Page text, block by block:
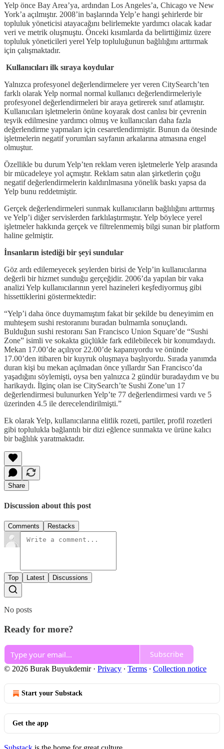
Yelp önce Bay Area’ya, ardından Los Angeles’a, Chicago ve New
York’a açılmıştır. 2008’in başlarında Yelp’e hangi şehirlerde bir
topluluk yöneticisi atayacağını belirlemekte yardımcı olacak kadar
veri ve metrik oluşmuştu. Önceki kısımlarda da belirttiğimiz üzere
topluluk yöneticileri yerel Yelp topluluğunun bağlılığını arttırmak
için çalışmaktadır.
Kullanıcıları ilk sıraya koydular
Yalnızca profesyonel değerlendirmelere yer veren CitySearch’ten
farklı olarak Yelp normal normal kullanıcı değerlendirmeleriyle
profesyonel değerlendirmeleri bir araya getirerek sınıf atlamıştır.
Kullanıcıları işletmelerin önüne koyarak dost canlısı bir çevrenin
teşvik edilmesine yardımcı olmuş ve kullanıcıları daha fazla
değerlendirme yapmaları için cesaretlendirmiştir. Bunun da ötesinde
işletmelerin negatif yorumları sayfanın arkalarına atmasına engel
olmuştur.
Özellikle bu durum Yelp’ten reklam veren işletmelerle Yelp arasında
bir mücadeleye yol açmıştır. Reklam satın alan şirketlerin çoğu
negatif değerlendirmelerin kaldırılmasına yönelik baskı yapsa da
Yelp bunu reddetmiştir.
Gerçek değerlendirmeleri sunmak kullanıcıların bağlılığını arttırmış
ve Yelp’i diğer servislerden farklılaştırmıştır. Yelp böylece yerel
işletmeler hakkında gerçek ve filtrelenmemiş bilgi sunan bir platform
haline gelmiştir.
İnsanların istediği bir şeyi sundular
Göz ardı edilemeyecek şeylerden birisi de Yelp’in kullanıcılarına
değerli bir hizmet sunduğu gerçeğidir. 2006’da yapılan bir vaka
analizi Yelp kullanıcılarının yerel hazineleri keşfediyormuş gibi
hissettiklerini göstermektedir:
“Yelp’i daha önce duymamıştım fakat bir şekilde bu deneyimim en
muhteşem sushi restoranını buradan bulmamla sonuçlandı.
Bulduğun sushi restoranı San Francisco Union Square’de “Sushi
Zone” isimli ve sokakta güçlükle fark edilebilecek bir konumdaydı.
Mekan 17.00’de açılıyor 22.00’de kapanıyordu ve önünde
17.00’den itibaren bir kuyruk oluşmaya başlıyordu. Sırada yanımda
duran kişi bu mekan açılmadan önce yıllardır San Francisco’da
yaşadığını söylemişti, oysa ben yalnızca 2 gündür buradaydım ve bu
harikaydı. İlginç olan ise CitySearch’te Sushi Zone’un 17
değerlendirmesi bulunurken Yelp’te 77 değerlendirmesi vardı ve 5
üzerinden 4.5 ile derecelendirilmişti.”
Ek olarak Yelp, kullanıcılarına elitlik rozeti, partiler, profil rozetleri
gibi toplulukla bağlantılı bir dizi eğlence sunmakta ve ürüne kalıcı
bir bağlılık yaratmaktadır.
Share
Discussion about this post
Comments Restacks
Top Latest Discussions
No posts
Ready for more?
Subscribe
© 2026 Burak Buyukdemir· Privacy ∙ Terms ∙ Collection notice
Start your Substack
Get the app